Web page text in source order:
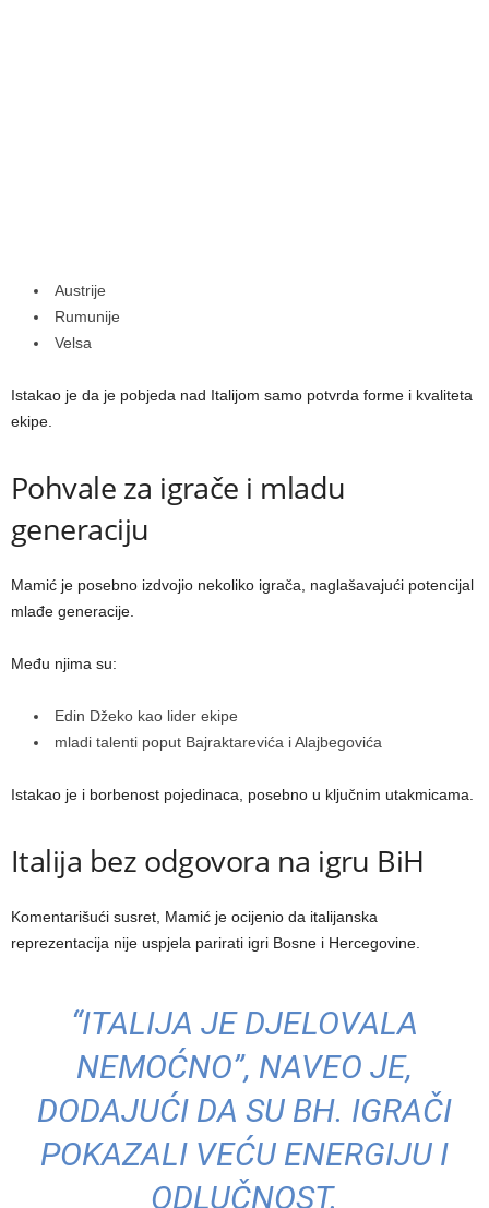
Austrije
Rumunije
Velsa
Istakao je da je pobjeda nad Italijom samo potvrda forme i kvaliteta
ekipe.
Pohvale za igrače i mladu
generaciju
Mamić je posebno izdvojio nekoliko igrača, naglašavajući potencijal
mlađe generacije.
Među njima su:
Edin Džeko kao lider ekipe
mladi talenti poput Bajraktarevića i Alajbegovića
Istakao je i borbenost pojedinaca, posebno u ključnim utakmicama.
Italija bez odgovora na igru BiH
Komentarišući susret, Mamić je ocijenio da italijanska
reprezentacija nije uspjela parirati igri Bosne i Hercegovine.
“ITALIJA JE DJELOVALA
NEMOĆNO”, NAVEO JE,
DODAJUĆI DA SU BH. IGRAČI
POKAZALI VEĆU ENERGIJU I
ODLUČNOST.